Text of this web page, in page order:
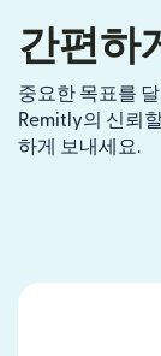
간편하
중요한 목표를
Remitly의 신뢰
하게 보내세요.